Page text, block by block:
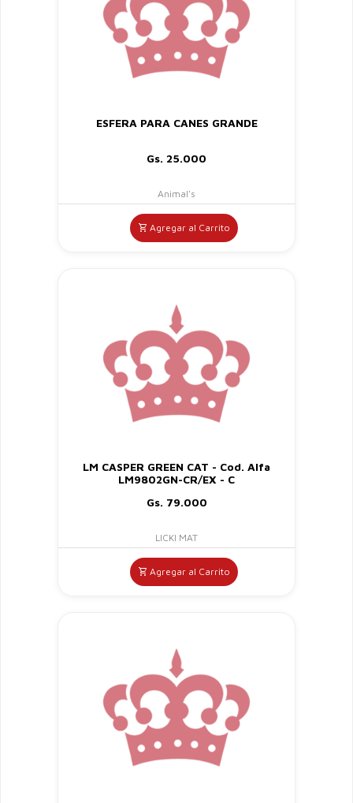
ESFERA PARA CANES GRANDE
Gs. 25.000
Animal's
Agregar al Carrito
LM CASPER GREEN CAT - Cod. Alfa
LM9802GN-CR/EX - C
Gs. 79.000
LICKI MAT
Agregar al Carrito